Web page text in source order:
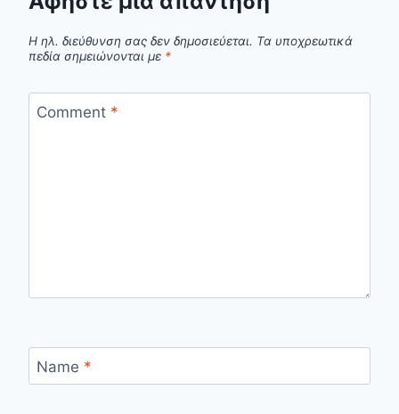
Η ηλ. διεύθυνση σας δεν δημοσιεύεται. Τα υποχρεωτικά
πεδία σημειώνονται με *
Comment *
Name *